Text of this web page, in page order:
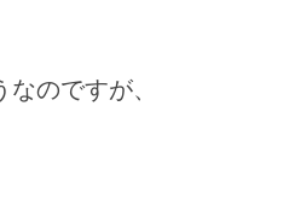
のですが、